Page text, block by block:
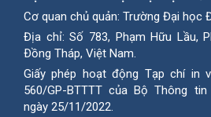
Cơ quan chủ quản: Trường Đại học
Địa chỉ: Số 783, Phạm Hữu Lầu,
Ðồng Tháp, Việt Nam.
Giấy phép hoạt động Tạp chí in
560/GP-BTTTT của Bộ Thông
ngày 25/11/2022.